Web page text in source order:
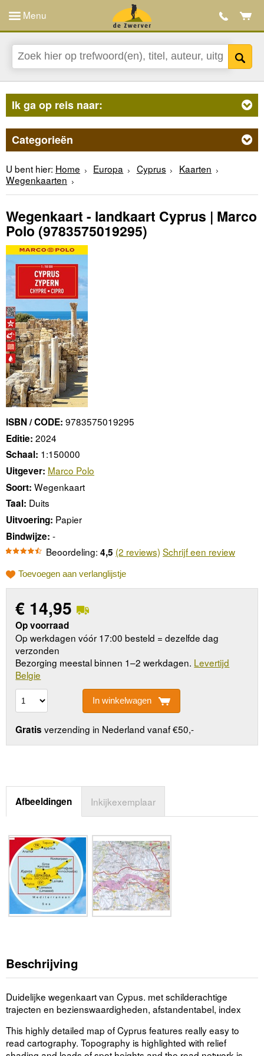
Menu
Ik ga op reis naar:
Categorieën
U bent hier: Home Europa Cyprus
Kaarten
Wegenkaarten
Wegenkaart - landkaart Cyprus | Marco
Polo (9783575019295)
ISBN / CODE: 9783575019295
Editie: 2024
Schaal: 1:150000
Uitgever: Marco Polo
Soort: Wegenkaart
Taal: Duits
Uitvoering: Papier
Bindwijze: -
Beoordeling: 4,5 (2 reviews) Schrijf een review
Toevoegen aan verlanglijstje
€ 14,95
Op voorraad
Op werkdagen vóór 17:00 besteld = dezelfde dag
verzonden
Bezorging meestal binnen 1–2 werkdagen. Levertijd
Belgie
In winkelwagen
Gratis verzending in Nederland vanaf €50,-
Afbeeldingen Inkijkexemplaar
Beschrijving
Duidelijke wegenkaart van Cypus. met schilderachtige
trajecten en bezienswaardigheden, afstandentabel, index
This highly detailed map of Cyprus features really easy to
read cartography. Topography is highlighted with relief